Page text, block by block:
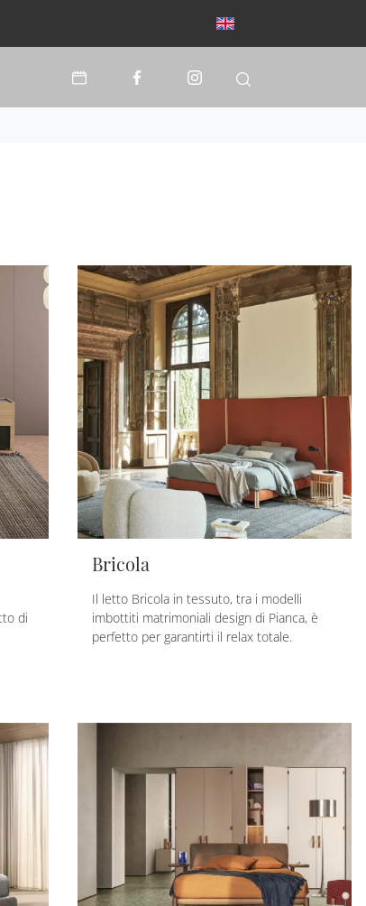
di
Bricola
Il letto Bricola in tessuto, tra i modelli
imbottiti matrimoniali design di Pianca, è
perfetto per garantirti il relax totale.